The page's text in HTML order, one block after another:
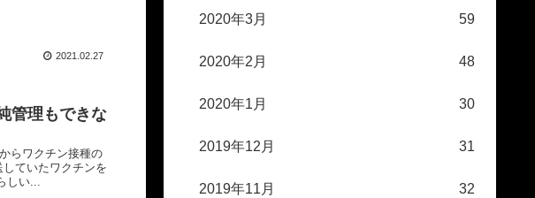
2021.02.27
管理もできな
らワクチン接種の
ていたワクチンを
い...
2020年3月 59
2020年2月 48
2020年1月 30
2019年12月 31
2019年11月 32